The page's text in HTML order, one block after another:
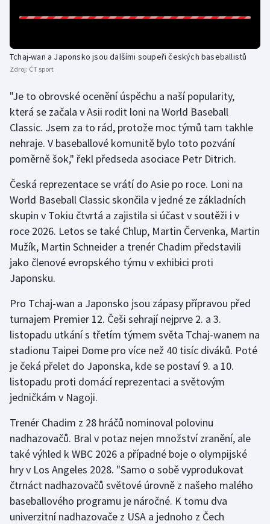
Jezdectví
Judo
Krasobruslení
Lezení
Lyže a snowboard
Moderní pětiboj
Motorsport
Olympijské hry
Parasport
Plavání
Plážový volejbal
Ragby
Rychlobruslení
Rychlostní kanoistika
Short track
Sportovní střelba
Tchaj-wan a Japonsko jsou dalšími soupeři českých baseballistů
Zdroj: ČT sport
"Je to obrovské ocenění úspěchu a naší popularity,
která se začala v Asii rodit loni na World Baseball
Classic. Jsem za to rád, protože moc týmů tam takhle
nehraje. V baseballové komunitě bylo toto pozvání
poměrně šok," řekl předseda asociace Petr Ditrich.
Česká reprezentace se vrátí do Asie po roce. Loni na
World Baseball Classic skončila v jedné ze základních
skupin v Tokiu čtvrtá a zajistila si účast v soutěži i v
roce 2026. Letos se také Chlup, Martin Červenka, Martin
Mužík, Martin Schneider a trenér Chadim představili
jako členové evropského týmu v exhibici proti
Japonsku.
Pro Tchaj-wan a Japonsko jsou zápasy přípravou před
turnajem Premier 12. Češi sehrají nejprve 2. a 3.
listopadu utkání s třetím týmem světa Tchaj-wanem na
stadionu Taipei Dome pro více než 40 tisíc diváků. Poté
je čeká přelet do Japonska, kde se postaví 9. a 10.
listopadu proti domácí reprezentaci a světovým
jedničkám v Nagoji.
Trenér Chadim z 28 hráčů nominoval polovinu
nadhazovačů. Bral v potaz nejen množství zranění, ale
také výhled k WBC 2026 a případné boje o olympijské
hry v Los Angeles 2028. "Samo o sobě vyprodukovat
čtrnáct nadhazovačů světové úrovně z našeho malého
baseballového programu je náročné. K tomu dva
univerzitní nadhazovače z USA a jednoho z Čech